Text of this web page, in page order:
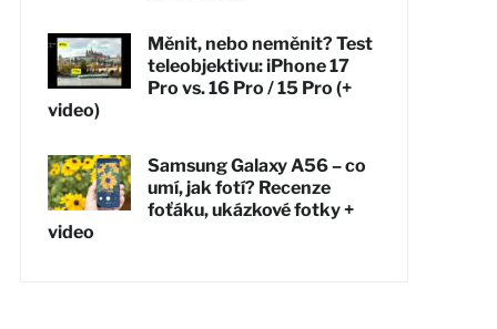
Měnit, nebo neměnit? Test
teleobjektivu: iPhone 17
Pro vs. 16 Pro / 15 Pro (+
video)
Samsung Galaxy A56 – co
umí, jak fotí? Recenze
foťáku, ukázkové fotky +
video